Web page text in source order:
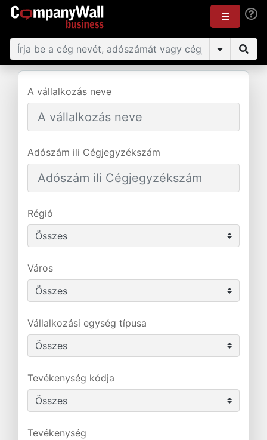
A vállalkozás neve
Adószám ili Cégjegyzékszám
Régió
Város
Vállalkozási egység típusa
Tevékenység kódja
Tevékenység